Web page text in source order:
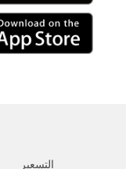
التسعير